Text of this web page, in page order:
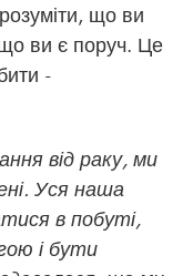
що ви
ви є поруч. Це
-
від раку, ми
Уся наша
в побуті,
і бути